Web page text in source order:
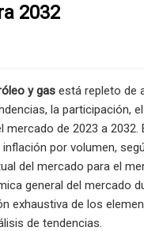
2032
y gas está repleto de
la participación,
de 2023 a
por volumen,
del mercado para el
general del mercado
exhaustiva de los
de tendencias.